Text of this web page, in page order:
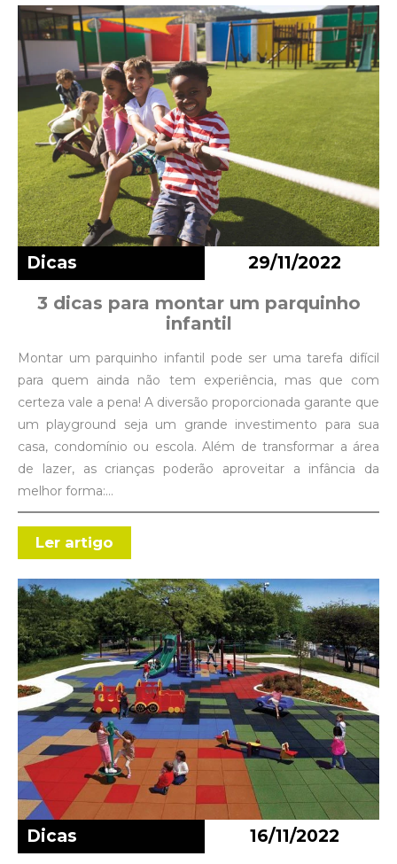
3 dicas para montar um parquinho
infantil
Dicas 29/11/2022
Montar um parquinho infantil pode ser uma tarefa difícil
para quem ainda não tem experiência, mas que com
certeza vale a pena! A diversão proporcionada garante que
um playground seja um grande investimento para sua
casa, condomínio ou escola. Além de transformar a área
de lazer, as crianças poderão aproveitar a infância da
melhor forma:…
Ler artigo
Dicas 16/11/2022